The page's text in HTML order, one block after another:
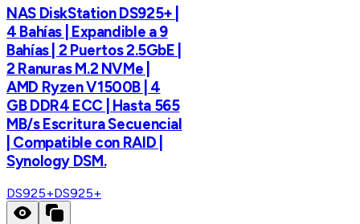
NAS DiskStation DS925+ |
4 Bahías | Expandible a 9
Bahías | 2 Puertos 2.5GbE |
2 Ranuras M.2 NVMe |
AMD Ryzen V1500B | 4
GB DDR4 ECC | Hasta 565
MB/s Escritura Secuencial
| Compatible con RAID |
Synology DSM.
DS925+DS925+